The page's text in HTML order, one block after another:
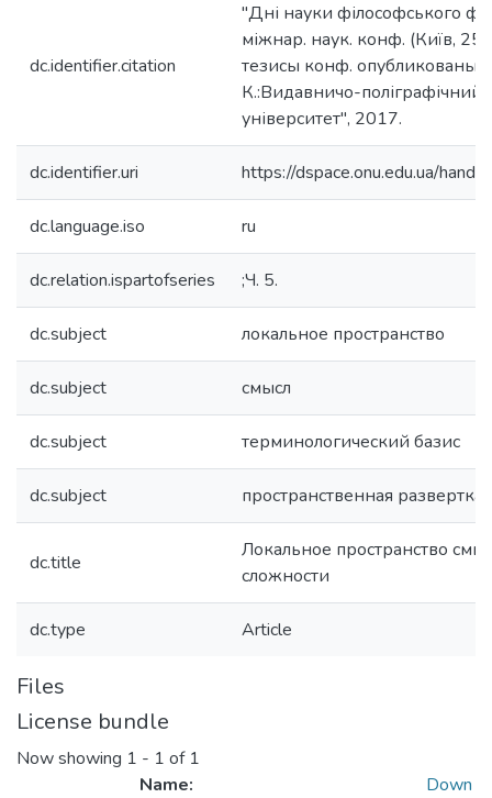
dc.identifier.citation
"Дні науки філософського
міжнар. наук. конф. (Київ,
тезисы конф. опубликованы в
К.:Видавничо-поліграфічний
університет", 2017.
dc.identifier.uri https://dspace.onu.edu.ua/
dc.language.iso ru
dc.relation.ispartofseries ;Ч. 5.
dc.subject локальное пространство
dc.subject смысл
dc.subject терминологический базис
dc.subject пространственная развертка
dc.title
Локальное пространство
сложности
dc.type Article
Files
License bundle
Now showing 1 - 1 of 1
Name:
Down